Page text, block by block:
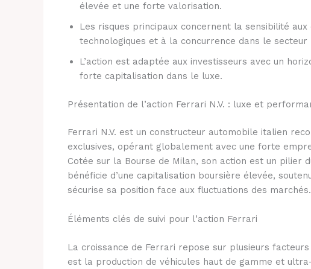
élevée et une forte valorisation.
Les risques principaux concernent la sensibilité
technologiques et à la concurrence dans le secteur
L’action est adaptée aux investisseurs avec un
forte capitalisation dans le luxe.
Présentation de l’action Ferrari N.V. : luxe et
Ferrari N.V. est un constructeur automobile italien
exclusives, opérant globalement avec une forte
Cotée sur la Bourse de Milan, son action est un pilier
bénéficie d’une capitalisation boursière élevée,
sécurise sa position face aux fluctuations des marchés.
Éléments clés de suivi pour l’action Ferrari
La croissance de Ferrari repose sur plusieurs
est la production de véhicules haut de gamme et